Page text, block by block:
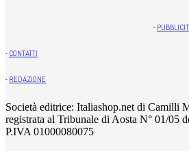
-
- CONTATTI
- REDAZIONE
Società editrice: Italiashop.net di Camilli
registrata al Tribunale di Aosta N° 01/05
P.IVA 01000080075